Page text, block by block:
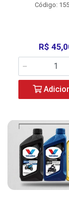
Código:
R$